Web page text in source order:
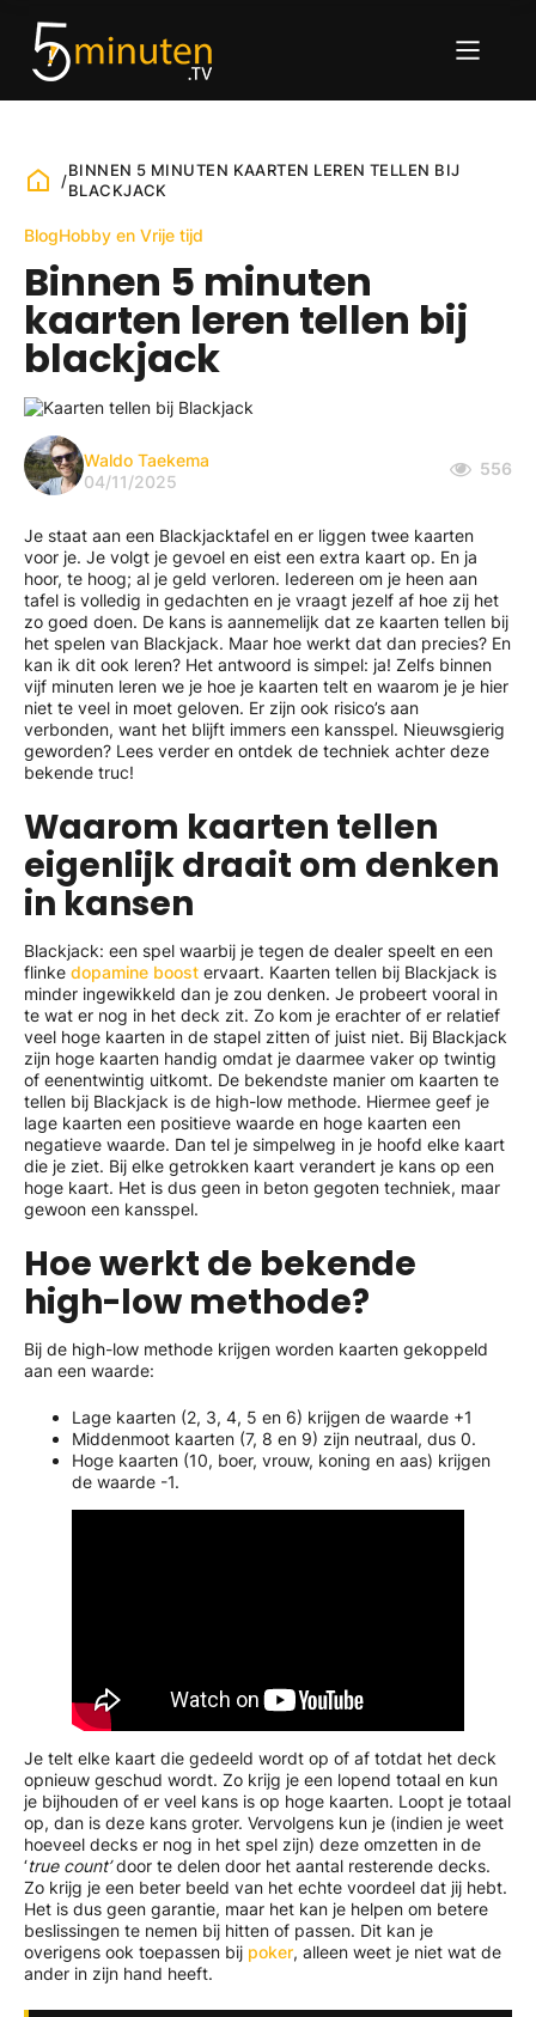
/
BINNEN 5 MINUTEN KAARTEN LEREN TELLEN BIJ
BLACKJACK
BlogHobby en Vrije tijd
Binnen 5 minuten
kaarten leren tellen bij
blackjack
Waldo Taekema
04/11/2025
556
Je staat aan een Blackjacktafel en er liggen twee kaarten
voor je. Je volgt je gevoel en eist een extra kaart op. En ja
hoor, te hoog; al je geld verloren. Iedereen om je heen aan
tafel is volledig in gedachten en je vraagt jezelf af hoe zij het
zo goed doen. De kans is aannemelijk dat ze kaarten tellen bij
het spelen van Blackjack. Maar hoe werkt dat dan precies? En
kan ik dit ook leren? Het antwoord is simpel: ja! Zelfs binnen
vijf minuten leren we je hoe je kaarten telt en waarom je je hier
niet te veel in moet geloven. Er zijn ook risico’s aan
verbonden, want het blijft immers een kansspel. Nieuwsgierig
geworden? Lees verder en ontdek de techniek achter deze
bekende truc!
Waarom kaarten tellen
eigenlijk draait om denken
in kansen
Blackjack: een spel waarbij je tegen de dealer speelt en een
flinke dopamine boost ervaart. Kaarten tellen bij Blackjack is
minder ingewikkeld dan je zou denken. Je probeert vooral in
te wat er nog in het deck zit. Zo kom je erachter of er relatief
veel hoge kaarten in de stapel zitten of juist niet. Bij Blackjack
zijn hoge kaarten handig omdat je daarmee vaker op twintig
of eenentwintig uitkomt. De bekendste manier om kaarten te
tellen bij Blackjack is de high-low methode. Hiermee geef je
lage kaarten een positieve waarde en hoge kaarten een
negatieve waarde. Dan tel je simpelweg in je hoofd elke kaart
die je ziet. Bij elke getrokken kaart verandert je kans op een
hoge kaart. Het is dus geen in beton gegoten techniek, maar
gewoon een kansspel.
Hoe werkt de bekende
high-low methode?
Bij de high-low methode krijgen worden kaarten gekoppeld
aan een waarde:
Lage kaarten (2, 3, 4, 5 en 6) krijgen de waarde +1
Middenmoot kaarten (7, 8 en 9) zijn neutraal, dus 0.
Hoge kaarten (10, boer, vrouw, koning en aas) krijgen
de waarde -1.
Je telt elke kaart die gedeeld wordt op of af totdat het deck
opnieuw geschud wordt. Zo krijg je een lopend totaal en kun
je bijhouden of er veel kans is op hoge kaarten. Loopt je totaal
op, dan is deze kans groter. Vervolgens kun je (indien je weet
hoeveel decks er nog in het spel zijn) deze omzetten in de
‘true count’door te delen door het aantal resterende decks.
Zo krijg je een beter beeld van het echte voordeel dat jij hebt.
Het is dus geen garantie, maar het kan je helpen om betere
beslissingen te nemen bij hitten of passen. Dit kan je
overigens ook toepassen bij poker, alleen weet je niet wat de
ander in zijn hand heeft.